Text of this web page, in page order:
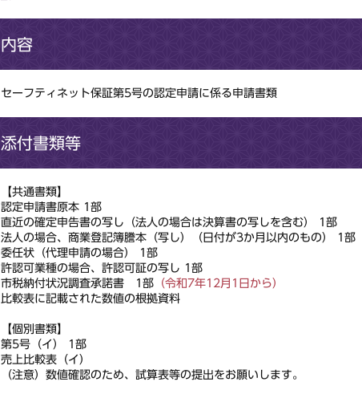
内容
セーフティネット保証第5号の認定申請に係る申請書類
添付書類等
【共通書類】
認定申請書原本 1部
直近の確定申告書の写し（法人の場合は決算書の写しを含む） 1部
法人の場合、商業登記簿謄本（写し）（日付が3か月以内のもの） 1部
委任状（代理申請の場合） 1部
許認可業種の場合、許認可証の写し 1部
市税納付状況調査承諾書 1部 （令和7年12月1日から）
比較表に記載された数値の根拠資料
【個別書類】
第5号（イ） 1部
売上比較表（イ）
（注意）数値確認のため、試算表等の提出をお願いします。